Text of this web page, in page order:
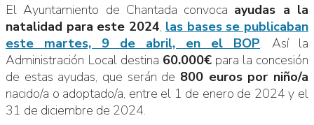
El Ayuntamiento de Chantada convoca ayudas a la
natalidad para este 2024, las bases se publicaban
este martes, 9 de abril, en el BOP. Así la
Administración Local destina 60.000€ para la concesión
de estas ayudas, que serán de 800 euros por niño/a
nacido/a o adoptado/a, entre el 1 de enero de 2024 y el
31 de diciembre de 2024.